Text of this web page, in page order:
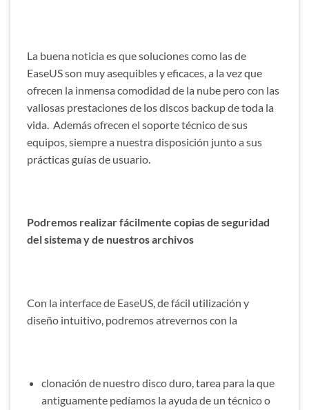
La buena noticia es que soluciones como las de
EaseUS son muy asequibles y eficaces, a la vez que
ofrecen la inmensa comodidad de la nube pero con las
valiosas prestaciones de los discos backup de toda la
vida. Además ofrecen el soporte técnico de sus
equipos, siempre a nuestra disposición junto a sus
prácticas guías de usuario.
Podremos realizar fácilmente copias de seguridad
del sistema y de nuestros archivos
Con la interface de EaseUS, de fácil utilización y
diseño intuitivo, podremos atrevernos con la
clonación de nuestro disco duro, tarea para la que
antiguamente pedíamos la ayuda de un técnico o